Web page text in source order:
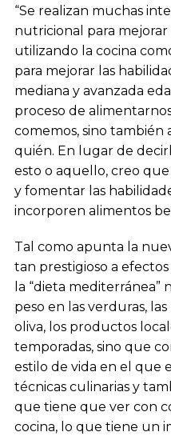
“Se realizan muchas
nutricional para mejorar
utilizando la cocina
para mejorar las
mediana y avanzada
proceso de
comemos, sino también
quién. En lugar de
esto o aquello, creo
y fomentar las
incorporen alimentos
Tal como apunta la
tan prestigioso a
la “dieta mediterránea”
peso en las verduras,
oliva, los productos
temporadas, sino que
estilo de vida en el que
técnicas culinarias y
que tiene que ver con
cocina, lo que tiene un